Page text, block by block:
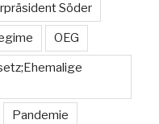
Söder
OEG
Pandemie